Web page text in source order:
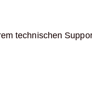
technischen